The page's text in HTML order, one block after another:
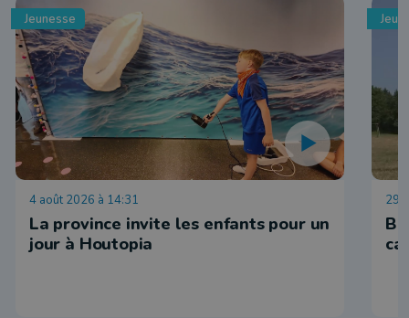
Jeunesse
4 août 2026 à 14:31
La province invite les enfants pour un
jour à Houtopia
29